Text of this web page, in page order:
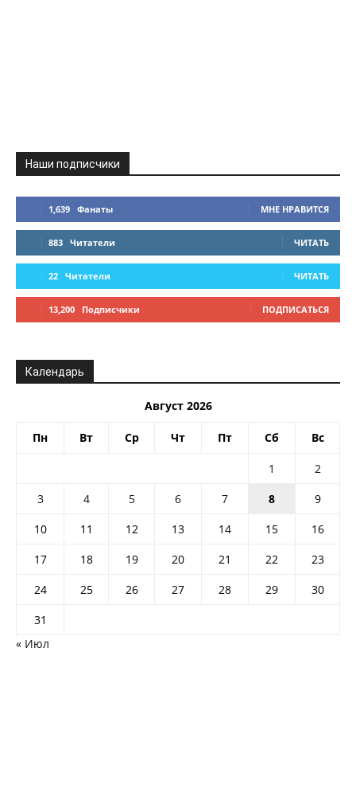
Наши подписчики
1,639 Фанаты МНЕ НРАВИТСЯ
883 Читатели ЧИТАТЬ
22 Читатели ЧИТАТЬ
13,200 Подписчики ПОДПИСАТЬСЯ
Календарь
Август 2026
Пн Вт Ср Чт Пт Сб Вс
1
2
3
4 5 6 7 8
9
10
11 12 13 14 15
16
17
18 19 20 21 22
23
24
25 26 27 28 29
30
31
« Июл